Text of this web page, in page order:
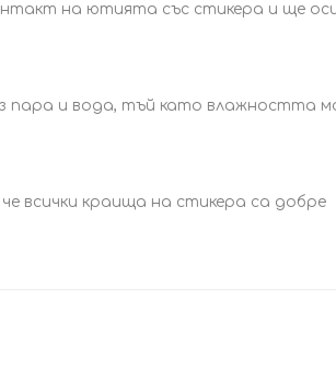
на ютията със стикера и ще
пара и вода, тъй като влажността
всички краища на стикера са добре